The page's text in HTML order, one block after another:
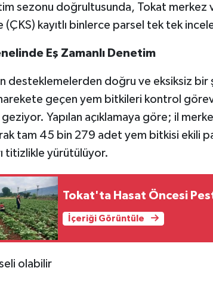
sezonu doğrultusunda, Tokat merkez
(ÇKS) kayıtlı binlerce parsel tek tek
Eş Zamanlı Denetim
desteklemelerden doğru ve eksiksiz bir
geçen yem bitkileri kontrol
geziyor. Yapılan açıklamaya göre; il
tam 45 bin 279 adet yem bitkisi ekili
titizlikle yürütülüyor.
Tokat'ta Hasat Öncesi
İçeriği Görüntüle